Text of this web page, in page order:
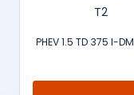
T2
PHEV 1.5 TD 375 I-